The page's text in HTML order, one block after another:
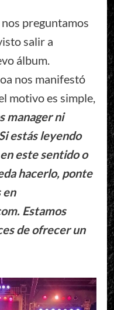
preguntamos
salir a
álbum.
nos manifestó
motivo es simple,
manager ni
estás leyendo
este sentido o
hacerlo, ponte
en
. Estamos
de ofrecer un